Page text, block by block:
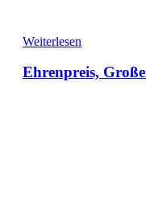
Weiterlesen
Ehrenpreis,